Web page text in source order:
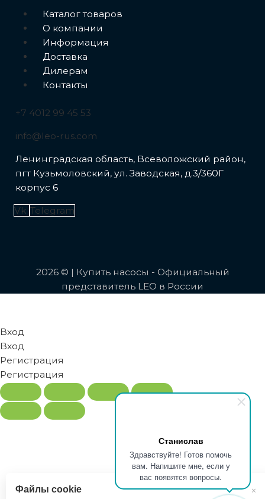
Станислав
Здравствуйте! Готов помочь
вам. Напишите мне, если у
вас появятся вопросы.
Меню
Каталог товаров
О компании
Информация
Доставка
Дилерам
Контакты
+7 4012 99 45 53
info@leo-rus.com
Ленинградская область, Всеволожский район,
пгт Кузьмоловский, ул. Заводская, д.3/360Г
корпус 6
Vk Telegram
2026 © | Купить насосы - Официальный
представитель LEO в России
Вход
Вход
Регистрация
Регистрация
×
Файлы cookie